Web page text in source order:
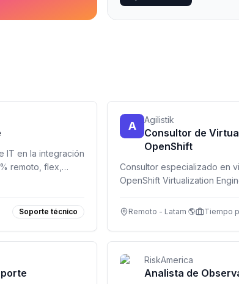
IT en la integración
remoto, flex,
Soporte técnico
A Agilistik
Consultor de
OpenShift
Consultor especializado en
OpenShift Virtualization
Remoto - Latam 🌎 Tiempo
RiskAmerica
Analista de